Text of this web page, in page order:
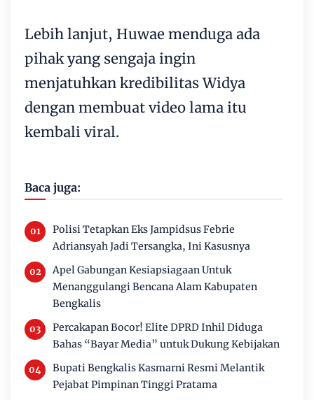
Lebih lanjut, Huwae menduga ada
pihak yang sengaja ingin
menjatuhkan kredibilitas Widya
dengan membuat video lama itu
kembali viral.
Baca juga:
Polisi Tetapkan Eks Jampidsus Febrie
Adriansyah Jadi Tersangka, Ini Kasusnya
Apel Gabungan Kesiapsiagaan Untuk
Menanggulangi Bencana Alam Kabupaten
Bengkalis
Percakapan Bocor! Elite DPRD Inhil Diduga
Bahas “Bayar Media” untuk Dukung Kebijakan
Bupati Bengkalis Kasmarni Resmi Melantik
Pejabat Pimpinan Tinggi Pratama